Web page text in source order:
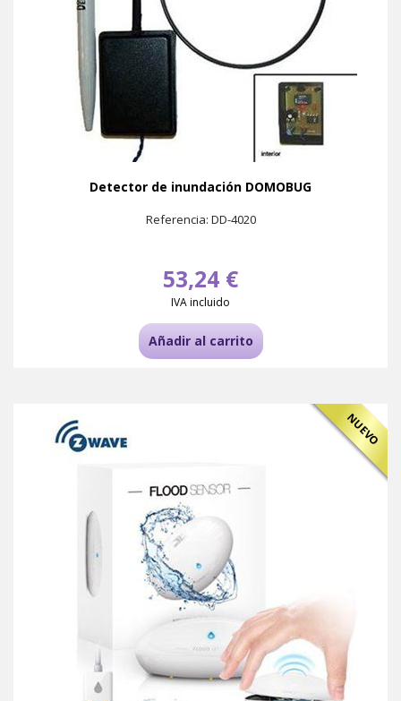
Detector de inundación DOMOBUG
Referencia: DD-4020
53,24 €
IVA incluido
Añadir al carrito
NUEVO